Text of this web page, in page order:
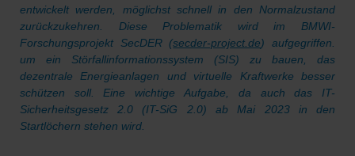
entwickelt werden, möglichst schnell in den Normalzustand
zurückzukehren. Diese Problematik wird im BMWI-
Forschungsprojekt SecDER (secder-project.de) aufgegriffen.
um ein Störfallinformationssystem (SIS) zu bauen, das
dezentrale Energieanlagen und virtuelle Kraftwerke besser
schützen soll. Eine wichtige Aufgabe, da auch das IT-
Sicherheitsgesetz 2.0 (IT-SiG 2.0) ab Mai 2023 in den
Startlöchern stehen wird.